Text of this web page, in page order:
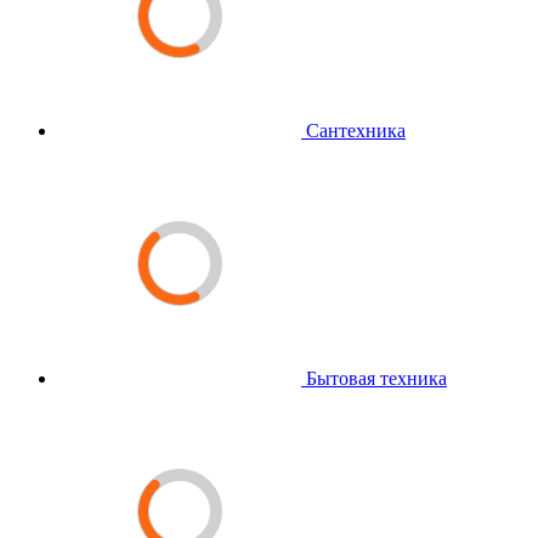
Сантехника
Бытовая техника